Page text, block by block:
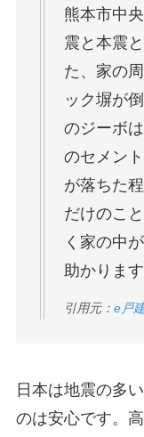
熊本市中
震と本震
た、家の
ック塀が
のジーボ
のセメン
が落ちた
だけのこ
く家の中
助かります
引用元： e戸
日本は地震の多
のは安心です。